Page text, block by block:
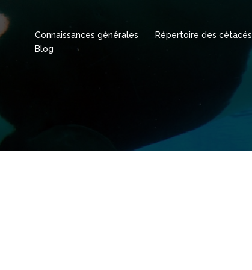
Connaissances générales Répertoire des cétacés
Blog